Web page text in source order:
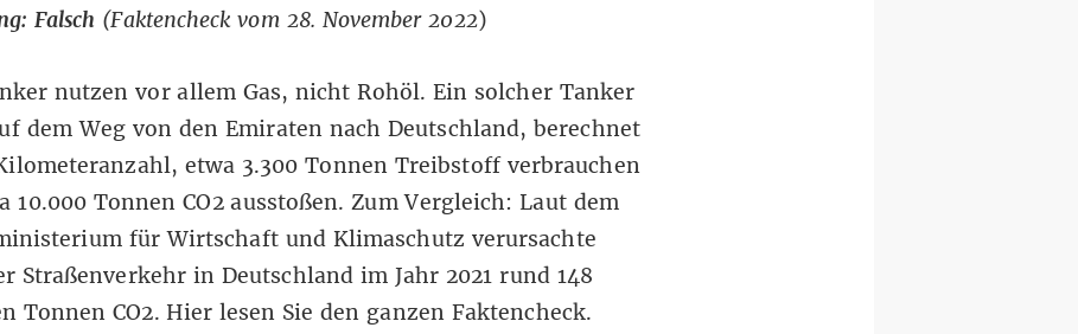
Falsch (Faktencheck vom 28. November 2022)
nutzen vor allem Gas, nicht Rohöl. Ein solcher Tanker
dem Weg von den Emiraten nach Deutschland, berechnet
etwa 3.300 Tonnen Treibstoff verbrauchen
10.000 Tonnen CO2 ausstoßen. Zum Vergleich: Laut dem
für Wirtschaft und Klimaschutz verursachte
Straßenverkehr in Deutschland im Jahr 2021 rund 148
Tonnen CO2. Hierlesen Sie den ganzen Faktencheck.